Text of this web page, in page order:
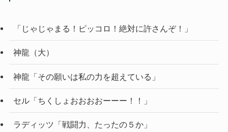
「じゃじゃまる！ピッコロ！絶対に許さんぞ！」
神龍（大）
神龍「その願いは私の力を超えている」
セル「ちくしょおおおおーーー！！」
ラディッツ「戦闘力、たったの５か」